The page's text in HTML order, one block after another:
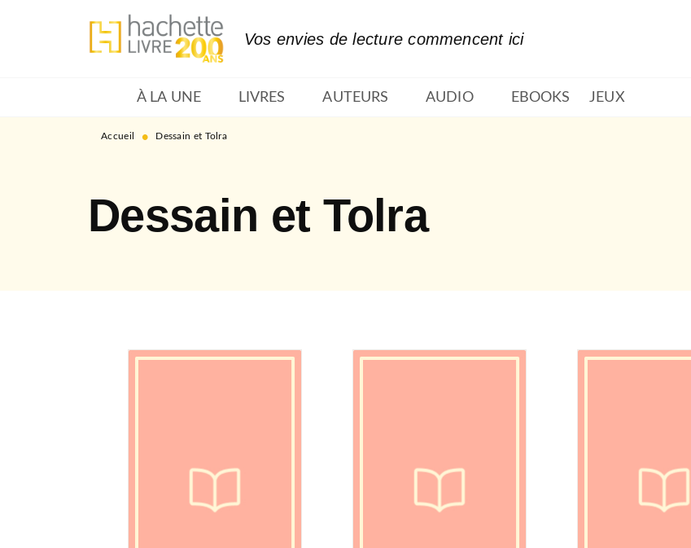
MENU RECHERCHE
Vos envies de lecture commencent ici
À LA UNE LIVRES AUTEURS AUDIO EBOOKS JEUX
Accueil • Dessain et Tolra
Dessain et Tolra